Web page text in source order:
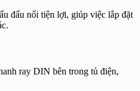
đấu nối tiện lợi, giúp việc lắp đặt
ray DIN bên trong tủ điện,